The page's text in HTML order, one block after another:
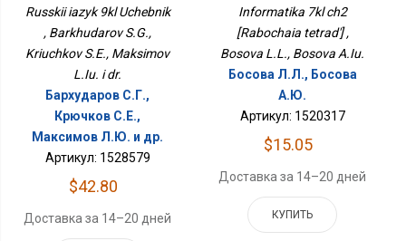
Russkii iazyk 9kl Uchebnik
, Barkhudarov S.G.,
Kriuchkov S.E., Maksimov
L.Iu. i dr.
Бархударов С.Г.,
Крючков С.Е.,
Максимов Л.Ю. и др.
Артикул: 1528579
$42.80
Доставка за 14–20 дней
Informatika 7kl ch2
[Rabochaia tetrad'] ,
Bosova L.L., Bosova A.Iu.
Босова Л.Л., Босова
А.Ю.
Артикул: 1520317
$15.05
Доставка за 14–20 дней
КУПИТЬ